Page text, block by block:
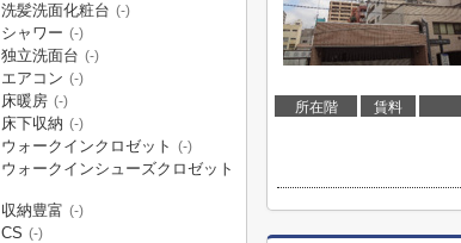
所在階 賃料
洗髪洗面化粧台 (-)
シャワー (-)
独立洗面台 (-)
エアコン (-)
床暖房 (-)
床下収納 (-)
ウォークインクロゼット (-)
ウォークインシューズクロゼット
収納豊富 (-)
CS (-)